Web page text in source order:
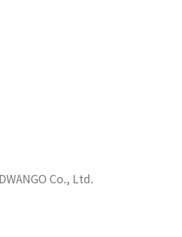
Co., Ltd.